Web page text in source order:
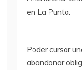
en La Punta.
Poder cursar
abandonar